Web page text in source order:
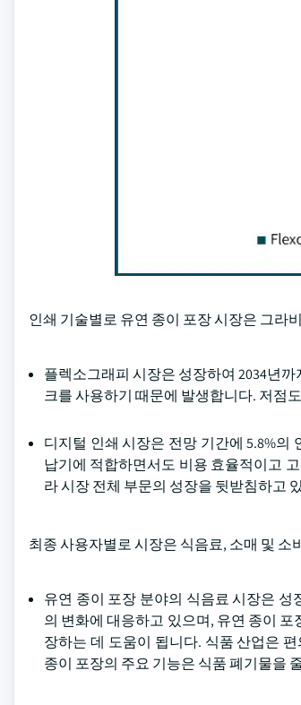
인쇄 기술별로 유연 종이 포장 시장은 그라
플렉소그래피 시장은 성장하여 2034년
크를 사용하기 때문에 발생합니다. 저점
디지털 인쇄 시장은 전망 기간에 5.8%의
납기에 적합하면서도 비용 효율적이고
라 시장 전체 부문의 성장을 뒷받침하고
최종 사용자별로 시장은 식음료, 소매 및
유연 종이 포장 분야의 식음료 시장은 성
의 변화에 대응하고 있으며, 유연 종이
장하는 데 도움이 됩니다. 식품 산업은
종이 포장의 주요 기능은 식품 폐기물을